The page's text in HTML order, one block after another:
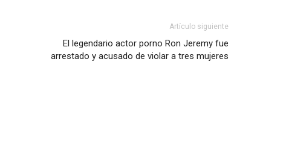
Artículo siguiente
El legendario actor porno Ron Jeremy fue
arrestado y acusado de violar a tres mujeres